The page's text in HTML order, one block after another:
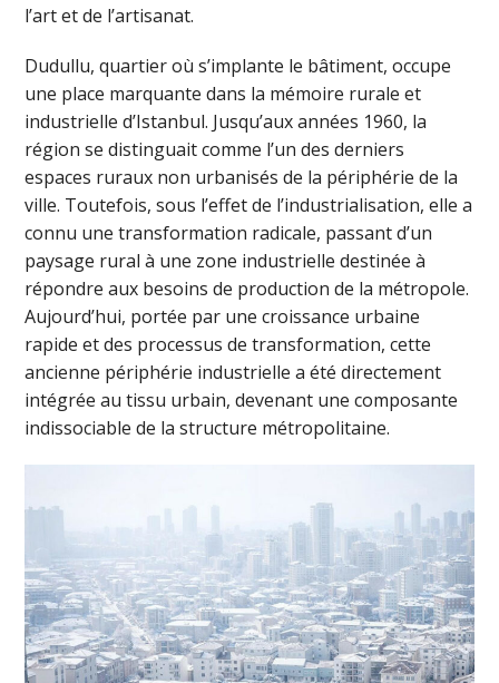
l’art et de l’artisanat.
Dudullu, quartier où s’implante le bâtiment, occupe
une place marquante dans la mémoire rurale et
industrielle d’Istanbul. Jusqu’aux années 1960, la
région se distinguait comme l’un des derniers
espaces ruraux non urbanisés de la périphérie de la
ville. Toutefois, sous l’effet de l’industrialisation, elle a
connu une transformation radicale, passant d’un
paysage rural à une zone industrielle destinée à
répondre aux besoins de production de la métropole.
Aujourd’hui, portée par une croissance urbaine
rapide et des processus de transformation, cette
ancienne périphérie industrielle a été directement
intégrée au tissu urbain, devenant une composante
indissociable de la structure métropolitaine.